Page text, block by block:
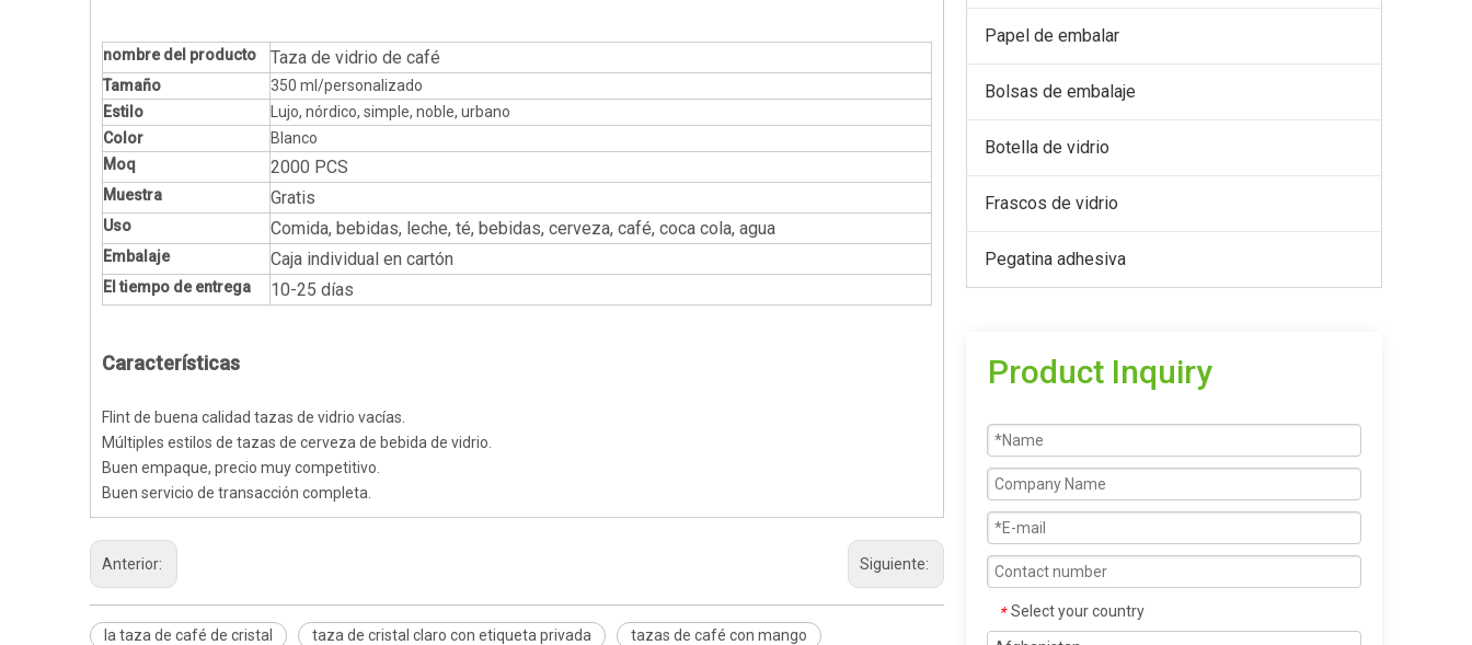
nombre del producto Taza de vidrio de café
Tamaño
350 ml/personalizado
Estilo
Lujo, nórdico, simple, noble, urbano
Color
Blanco
Moq
2000 PCS
Muestra Gratis
Uso Comida, bebidas, leche, té, bebidas, cerveza, café, coca cola, agua
Embalaje Caja individual en cartón
El tiempo de entrega 10-25 días
Características
Flint de buena calidad tazas de vidrio vacías.
Múltiples estilos de tazas de cerveza de bebida de vidrio.
Buen empaque, precio muy competitivo.
Buen servicio de transacción completa.
Anterior: Siguiente:
la taza de café de cristal taza de cristal claro con etiqueta privada tazas de café con mango
Papel de embalar
Bolsas de embalaje
Botella de vidrio
Frascos de vidrio
Pegatina adhesiva
Product Inquiry
* Select your country